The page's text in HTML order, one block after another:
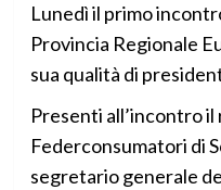
Lunedì il primo
Provincia Regionale
sua qualità di
Presenti all’incontro
Federconsumatori di
segretario generale